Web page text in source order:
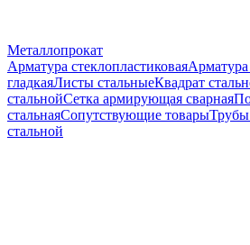
Металлопрокат
Арматура стеклопластиковая
гладкаяЛисты стальныеКвадрат
стальнойСетка армирующая сварная
стальнаяСопутствующие товарыТрубы
стальной